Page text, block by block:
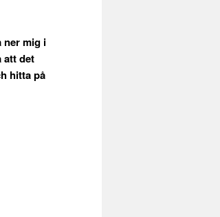
ner mig i
att det
hitta på